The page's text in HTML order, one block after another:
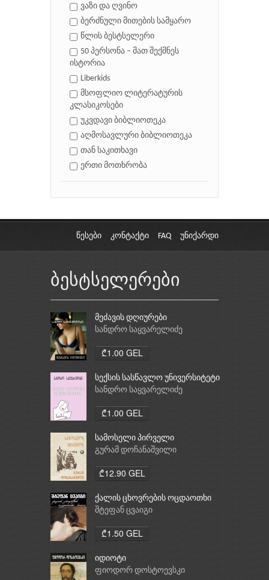
ვაზი და ღვინო
ბერძნული მითების სამყარო
წლის ბესტსელერი
50 პერსონა – მათ შექმნეს
ისტორია
Liberkids
მსოფლიო ლიტერატურის
კლასიკოსები
უკვდავი ბიბლიოთეკა
აღმოსავლური ბიბლიოთეკა
თან საკითხავი
ერთი მოთხრობა
წესები კონტაქტი FAQ უნიქარდი
ბესტსელერები
მეძავის დღიურები
სანდრო საყვარელიძე
₾1.00 GEL
სექსის სასწავლო უნივერსიტეტი
სანდრო საყვარელიძე
₾1.00 GEL
სამოსელი პირველი
გურამ დოჩანაშვილი
₾12.90 GEL
ქალის ცხოვრების ოცდაოთხი
საათი
შტეფან ცვაიგი
₾1.50 GEL
იდიოტი
ფიოდორ დოსტოევსკი